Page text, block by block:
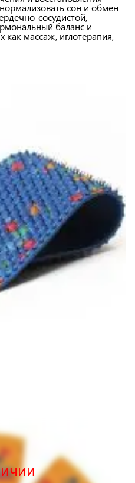
сон и обмен
сосудистой,
баланс и
массаж, иглотерапия,